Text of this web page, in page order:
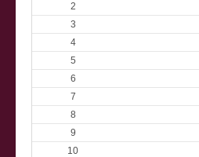
2
3
4
5
6
7
8
9
10